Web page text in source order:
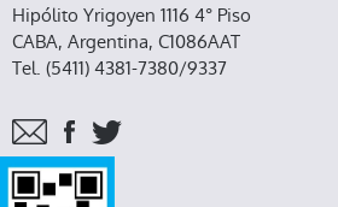
Hipólito Yrigoyen 1116 4° Piso
CABA, Argentina, C1086AAT
Tel. (5411) 4381-7380/9337